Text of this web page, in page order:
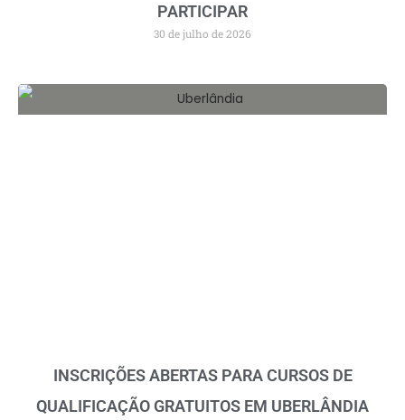
PARTICIPAR
30 de julho de 2026
INSCRIÇÕES ABERTAS PARA CURSOS DE
QUALIFICAÇÃO GRATUITOS EM UBERLÂNDIA